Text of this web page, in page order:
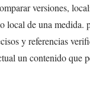
versiones,
local de una medida.
y referencias
un contenido que